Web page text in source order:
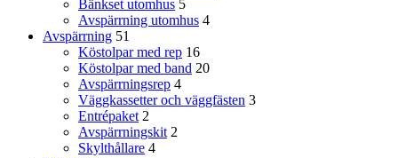
Bänkset utomhus 5
Avspärrning utomhus 4
Avspärrning 51
Köstolpar med rep 16
Köstolpar med band 20
Avspärrningsrep 4
Väggkassetter och väggfästen 3
Entrépaket 2
Avspärrningskit 2
Skylthållare 4